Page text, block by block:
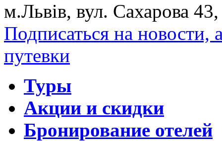
м.Львів, вул. Сахарова
Подписаться на новости,
путевки
Туры
Акции и скидки
Бронирование отелей